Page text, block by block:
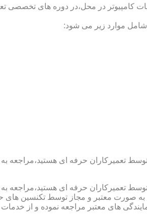
در محل،در دوره های تخصصی
موارد زیر می شود:
تعمیرکاران حرفه ای هستید،مراجعه
تعمیرکاران حرفه ای هستید،مراجعه
به صورت معتبر و مجاز توسط تکنسین های
های معتبر مراجعه نموده و از خدمات